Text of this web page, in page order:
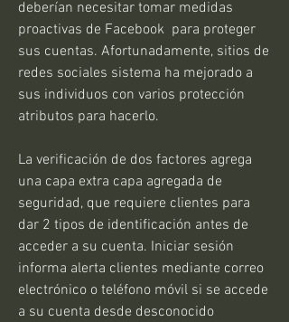
deberían necesitar tomar medidas
proactivas de Facebook  para proteger
sus cuentas. Afortunadamente, sitios de
redes sociales sistema ha mejorado a
sus individuos con varios protección
atributos para hacerlo.
La verificación de dos factores agrega
una capa extra capa agregada de
seguridad, que requiere clientes para
dar 2 tipos de identificación antes de
acceder a su cuenta. Iniciar sesión
informa alerta clientes mediante correo
electrónico o teléfono móvil si se accede
a su cuenta desde desconocido